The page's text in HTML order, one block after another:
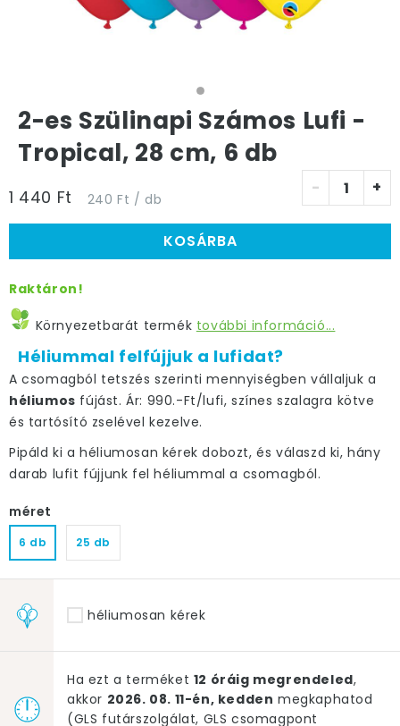
2-es Szülinapi Számos Lufi -
Tropical, 28 cm, 6 db
1 440 Ft 240 Ft / db
- +
KOSÁRBA
Raktáron!
Környezetbarát termék további információ...
Héliummal felfújjuk a lufidat?
A csomagból tetszés szerinti mennyiségben vállaljuk a
héliumos fújást. Ár: 990.-Ft/lufi, színes szalagra kötve
és tartósító zselével kezelve.
Pipáld ki a héliumosan kérek dobozt, és válaszd ki, hány
darab lufit fújjunk fel héliummal a csomagból.
méret
6 db 25 db
héliumosan kérek
Ha ezt a terméket 12 óráig megrendeled,
akkor 2026. 08. 11-én, kedden megkaphatod
(GLS futárszolgálat, GLS csomagpont